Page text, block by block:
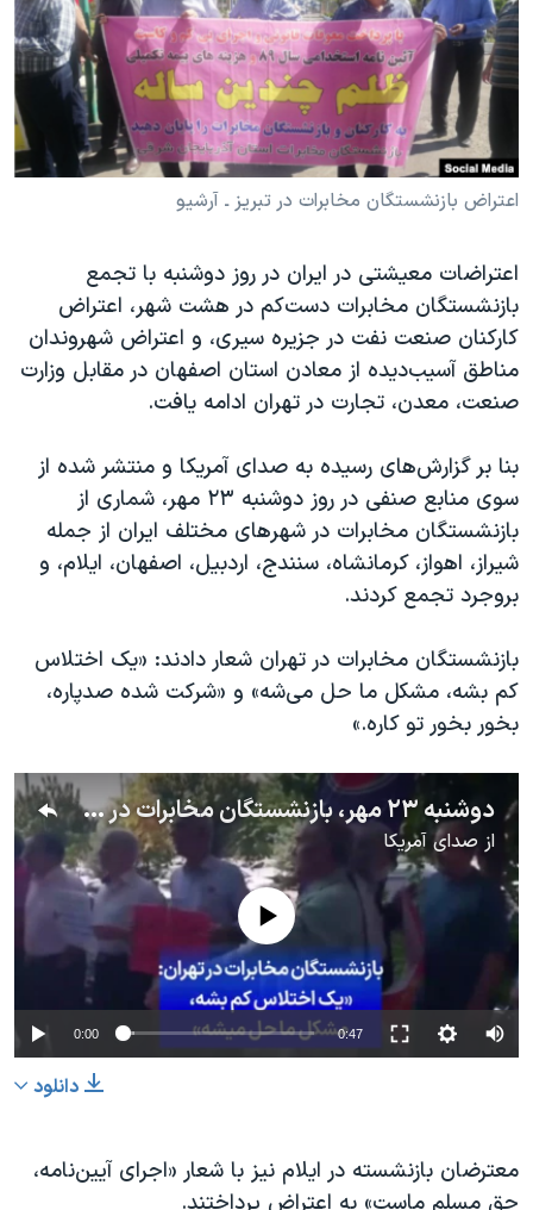
فرهنگ و زندگی
حقوق شهروندی
اقتصادی
علم و فناوری
اسرائیل در جنگ
آرشیو پخش زنده
مستندها
انتخابات ریاست جمهوری آمریکا ۲۰۲۴
حمله جمهوری اسلامی به اسرائیل
رمز مهسا
ورزش زنان در ایران
مجموعه مستندهای دادخواهی
تریبونال مردمی آبان ۹۸
دادگاه حمید نوری
چهل سال گروگان‌گیری
قانون شفافیت دارائی کادر رهبری ایران
اعتراضات مردمی آبان ۹۸
اسرائیل در جنگ
نرگس محمدی برنده جایزه نوبل صلح
صفحه‌های ویژه
سفر پرزیدنت ترامپ به چین
دنبال کنید
زبانهای مختلف
اعتراض بازنشستگان مخابرات در تبریز ـ آرشیو
اعتراضات معیشتی در ایران در روز دوشنبه با تجمع
بازنشستگان مخابرات دست‌کم در هشت شهر، اعتراض
کارکنان صنعت نفت در جزیره سیری، و اعتراض شهروندان
مناطق آسیب‌دیده از معادن استان اصفهان در مقابل وزارت
صنعت، معدن، تجارت در تهران ادامه یافت.
بنا بر گزارش‌های رسیده به صدای آمریکا و منتشر شده از
سوی منابع صنفی در روز دوشنبه ۲۳ مهر، شماری از
بازنشستگان مخابرات در شهرهای مختلف ایران از جمله
شیراز، اهواز، کرمانشاه، سنندج، اردبیل، اصفهان، ایلام، و
بروجرد تجمع کردند.
بازنشستگان مخابرات در تهران شعار دادند: «یک اختلاس
کم بشه، مشکل ما حل می‌شه» و «شرکت شده صدپاره،
بخور بخور تو کاره.»
دوشنبه ۲۳ مهر، بازنشستگان مخابرات در تهران: «یک اختلاس کم بشه، مشکل ما حل میشه»
از صدای آمریکا
No media source currently available
0:00 0:47
دانلود
معترضان بازنشسته در ایلام نیز با شعار «اجرای آیین‌نامه،
حق مسلم ماست» به اعتراض پرداختند.